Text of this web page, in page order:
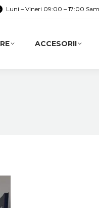
Luni – Vineri 09:00 – 17:00
ACCESORII